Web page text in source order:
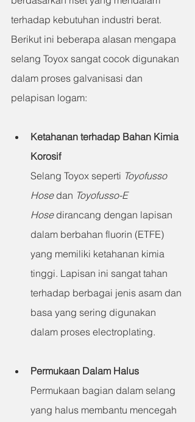
terhadap kebutuhan industri berat.
Berikut ini beberapa alasan mengapa
selang Toyox sangat cocok digunakan
dalam proses galvanisasi dan
pelapisan logam:
Ketahanan terhadap Bahan Kimia
Korosif
Selang Toyox seperti Toyofusso
Hose dan Toyofusso-E
Hose dirancang dengan lapisan
dalam berbahan fluorin (ETFE)
yang memiliki ketahanan kimia
tinggi. Lapisan ini sangat tahan
terhadap berbagai jenis asam dan
basa yang sering digunakan
dalam proses electroplating.
Permukaan Dalam Halus
Permukaan bagian dalam selang
yang halus membantu mencegah